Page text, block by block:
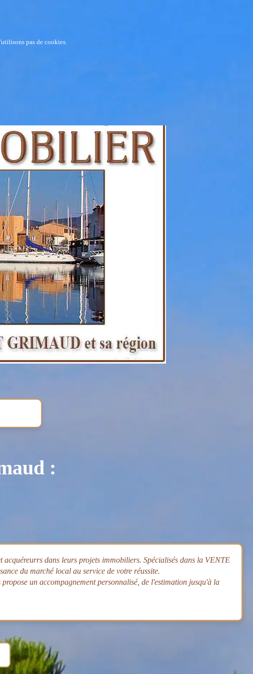
pas de cookies.
:
dans leurs projets immobiliers. Spécialisés dans la VENTE
du marché local au service de votre réussite.
un accompagnement personnalisé, de l'estimation jusqu'à la